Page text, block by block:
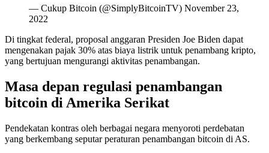
— Cukup Bitcoin (@SimplyBitcoinTV) November 23,
2022
Di tingkat federal, proposal anggaran Presiden Joe Biden dapat
mengenakan pajak 30% atas biaya listrik untuk penambang kripto,
yang bertujuan mengurangi aktivitas penambangan.
Masa depan regulasi penambangan
bitcoin di Amerika Serikat
Pendekatan kontras oleh berbagai negara menyoroti perdebatan
yang berkembang seputar peraturan penambangan bitcoin di AS.